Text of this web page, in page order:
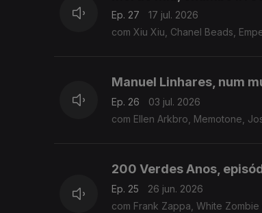
Ep. 27
17 jul. 2026
com Xiu Xiu, Chanel Beads,
Manuel Linhares, num
Ep. 26
03 jul. 2026
com Ellen Arkbro, Memotone,
200 Verdes Anos,
Ep. 25
26 jun. 2026
com Frank Zappa, White